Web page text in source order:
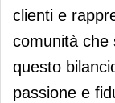
clienti e
comunità che
questo
passione e